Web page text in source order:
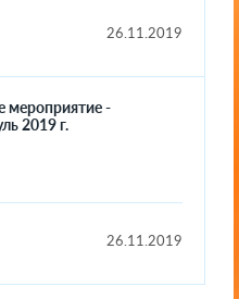
26.11.2019
-
2019 г.
26.11.2019